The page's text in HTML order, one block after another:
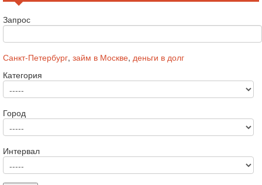
Запрос
Санкт-Петербург, займ в Москве, деньги в долг
Категория
Город
Интервал